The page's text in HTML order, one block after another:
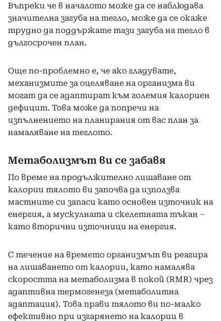
Въпреки че в началото може да се наблюдава
значителна загуба на тегло, може да се окаже
трудно да поддържате тази загуба на тегло в
дългосрочен план.
Още по-проблемно е, че ако гладувате,
механизмите за оцеляване на организма ви
могат да се адаптират към големия калориен
дефицит. Това може да попречи на
изпълнението на планирания от вас план за
намаляване на теглото.
Метаболизмът ви се забавя
По време на продължително лишаване от
калории тялото ви започва да използва
мастните си запаси като основен източник на
енергия, а мускулната и скелетната тъкан –
като вторични източници на енергия.
С течение на времето организмът ви реагира
на лишаването от калории, като намалява
скоростта на метаболизма в покой (RMR) чрез
адаптивна термогенеза (метаболитна
адаптация). Това прави тялото ви по-малко
ефективно при изгарянето на калории в